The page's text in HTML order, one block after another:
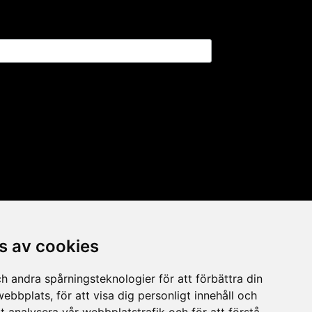
av cookies
andra spårningsteknologier för att förbättra din
för att visa dig personligt innehåll och